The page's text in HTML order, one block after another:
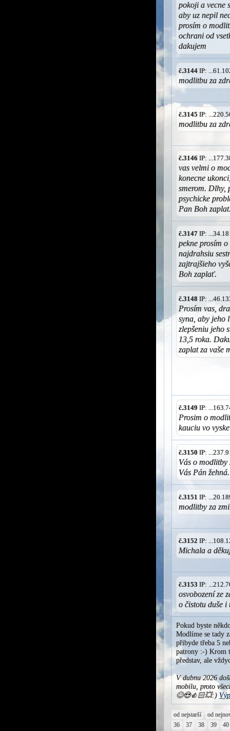
pokoji a vecne
aby uz nepil
prosím o
ochrani od
dakujem
č.3144 IP:
modlitbu za
č.3145 IP:
modlitbu za
č.3146 IP:
vas velmi o
konecne
smerom. Dlhy,
psychicke
Pan Boh
č.3147 IP:
pekne prosím
najdrahsiu
zajtrajšieho
Boh zaplať.
č.3148 IP:
Prosím vas,
syna, aby jeho
zlepšeniu jeho
13,5 roka.
zaplat za vaše
č.3149 IP:
Prosim o
kauciu vo
č.3150 IP:
Vás o modlitby
Vás Pán žehná.
č.3151 IP:
modlitby za
č.3152 IP:
Michala a
č.3153 IP:
osvobození ze
o čistotu duše i
Pokud byste
Modlíme se tady
přibyde třeba 5
patrony :-) Krom
představ, ale
V dubnu 2026
mobilu, proto
😊😍👍🏻💥:)
od nejstarší
od
36
37 38 39
40